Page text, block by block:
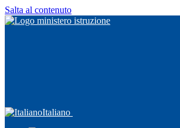
Salta al contenuto
Italiano